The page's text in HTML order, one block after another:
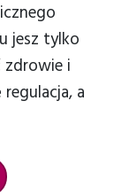
jesz tylko
zdrowie i
a